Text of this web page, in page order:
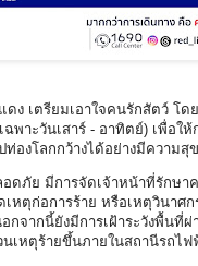
ง เตรียมเอาใจคนรักสัตว์ โ
เฉพาะวันเสาร์ - อาทิตย์) เพื่
ท่องโลกกว้างได้อย่างมีความ
ดภัย มีการจัดเจ้าหน้าที่รักษ
เหตุก่อการร้าย หรือเหตุวินา
จากนี้ยังมีการเฝ้าระวังพื้นที่
เหตุร้ายขึ้นภายในสถานีรถไ